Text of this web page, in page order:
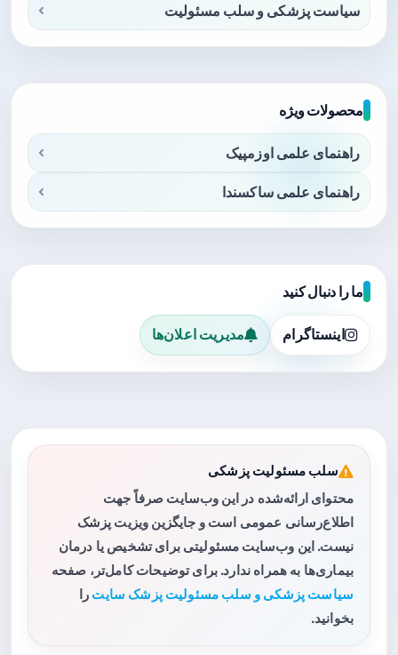
سیاست پزشکی و سلب مسئولیت
محصولات ویژه
راهنمای علمی اوزمپیک
راهنمای علمی ساکسندا
ما را دنبال کنید
اینستاگرام مدیریت اعلان‌ها
سلب مسئولیت پزشکی
محتوای ارائه‌شده در این وب‌سایت صرفاً جهت
اطلاع‌رسانی عمومی است و جایگزین ویزیت پزشک
نیست. این وب‌سایت مسئولیتی برای تشخیص یا درمان
بیماری‌ها به همراه ندارد. برای توضیحات کامل‌تر، صفحه
سیاست پزشکی و سلب مسئولیت پزشک سایت را
بخوانید.